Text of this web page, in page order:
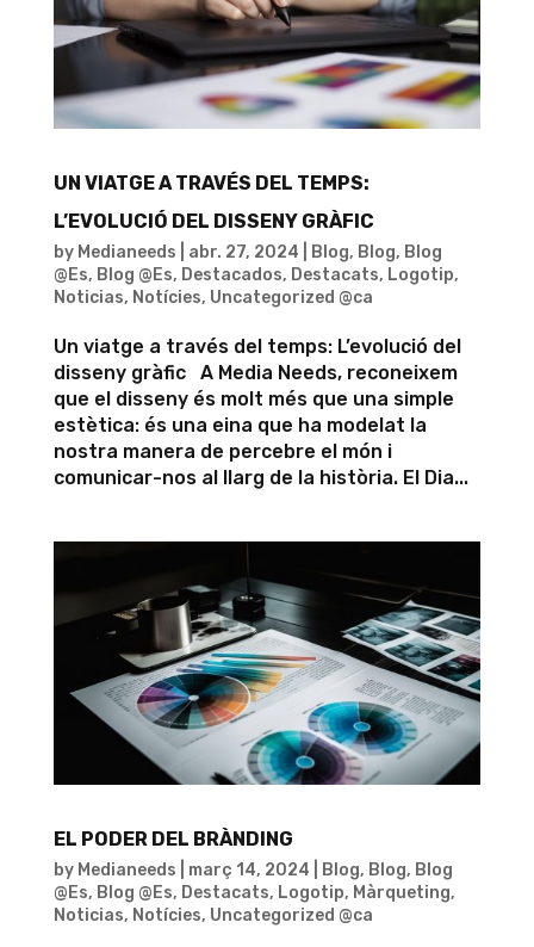
UN VIATGE A TRAVÉS DEL TEMPS:
L’EVOLUCIÓ DEL DISSENY GRÀFIC
by Medianeeds abr. 27, 2024 Blog, Blog, Blog
@Es, Blog @Es, Destacados, Destacats, Logotip,
Noticias, Notícies, Uncategorized @ca
Un viatge a través del temps: L’evolució del
disseny gràfic A Media Needs, reconeixem
que el disseny és molt més que una simple
estètica: és una eina que ha modelat la
nostra manera de percebre el món i
comunicar-nos al llarg de la història. El Dia...
EL PODER DEL BRÀNDING
by Medianeeds març 14, 2024 Blog, Blog, Blog
@Es, Blog @Es, Destacats, Logotip, Màrqueting,
Noticias, Notícies, Uncategorized @ca